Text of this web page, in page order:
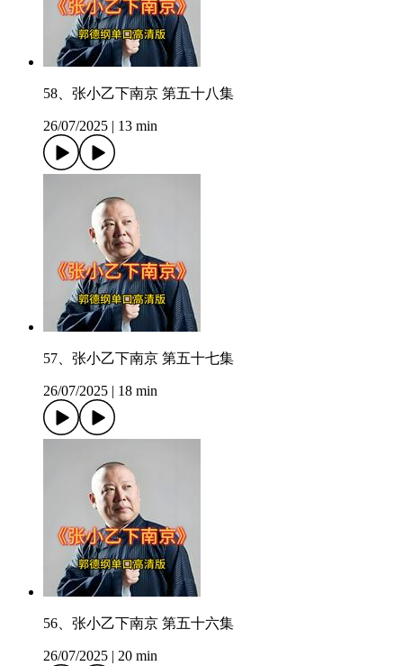
58、张小乙下南京 第五十八集
26/07/2025 13 min
57、张小乙下南京 第五十七集
26/07/2025 18 min
56、张小乙下南京 第五十六集
26/07/2025 20 min